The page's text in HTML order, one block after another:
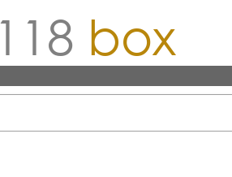
118 box